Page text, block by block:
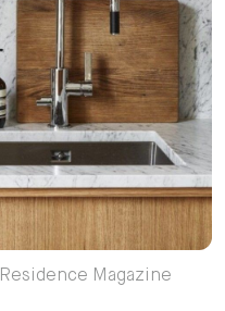
Magazine